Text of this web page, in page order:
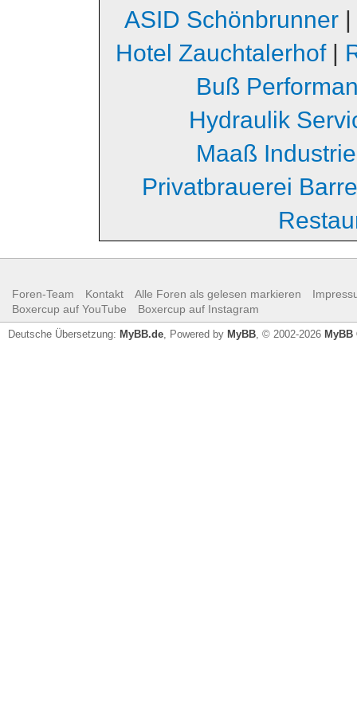
ASID Schönbrunner|
Hotel Zauchtalerhof|
Buß
Hydraulik
Maaß
Privatbrauerei Barre
Foren-Team Kontakt Alle Foren als gelesen markieren
Boxercup auf YouTube
Boxercup auf Instagram
Deutsche Übersetzung: MyBB.de , Powered by MyBB , © 2002-2026 MyBB